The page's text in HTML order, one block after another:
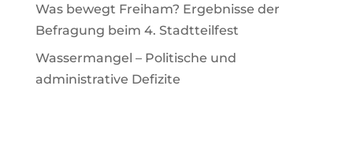
Was bewegt Freiham? Ergebnisse der
Befragung beim 4. Stadtteilfest
Wassermangel – Politische und
administrative Defizite